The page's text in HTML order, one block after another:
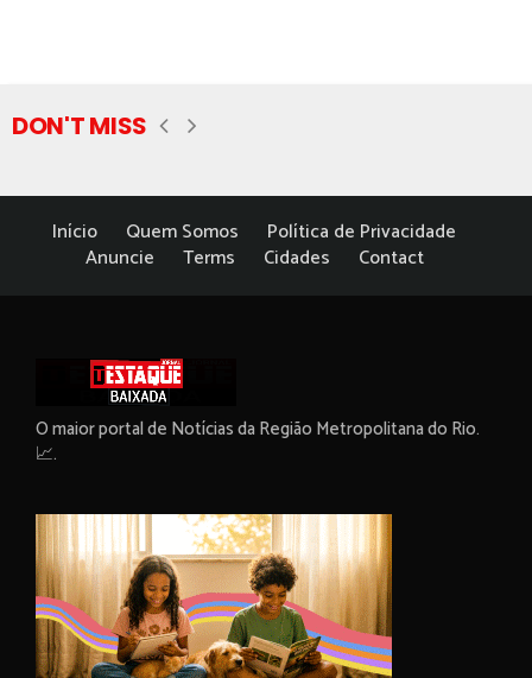
DON'T MISS
Início Quem Somos
Política de Privacidade
Anuncie
Terms Cidades Contact
O maior portal de Notícias da Região Metropolitana do Rio.
📈.